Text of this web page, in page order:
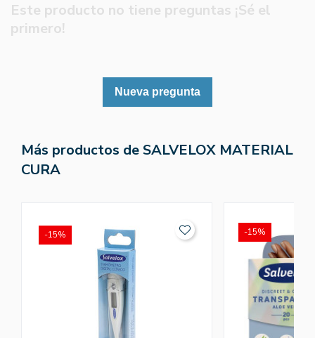
Este producto no tiene preguntas ¡Sé el
primero!
Nueva pregunta
Más productos de SALVELOX MATERIAL
CURA
-15% -15%